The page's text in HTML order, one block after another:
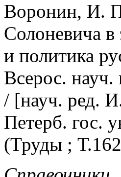
Воронин, И.
Солоневича в
и политика
Всерос.
/ [науч. ред.
Петерб. гос.
(Труды ;